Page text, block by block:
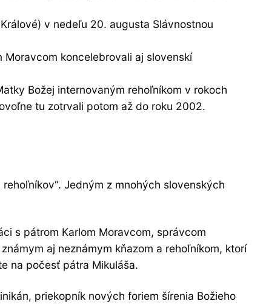
v nedeľu 20. augusta Slávnostnou
Moravcom koncelebrovali aj slovenskí
Božej internovaným rehoľníkom v rokoch
tu zotrvali potom až do roku 2002.
Jedným z mnohých slovenských
s pátrom Karlom Moravcom, správcom
aj neznámym kňazom a rehoľníkom, ktorí
na počesť pátra Mikuláša.
priekopník nových foriem šírenia Božieho